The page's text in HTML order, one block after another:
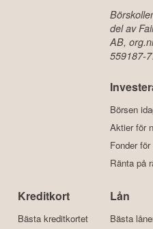
del av
AB,
559187-
Börsen
Aktier för
Fonder
Ränta på
Kreditkort
Bästa kreditkortet
Lån
Bästa